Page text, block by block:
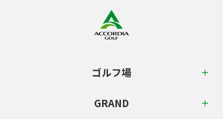
ゴルフ場
GRAND